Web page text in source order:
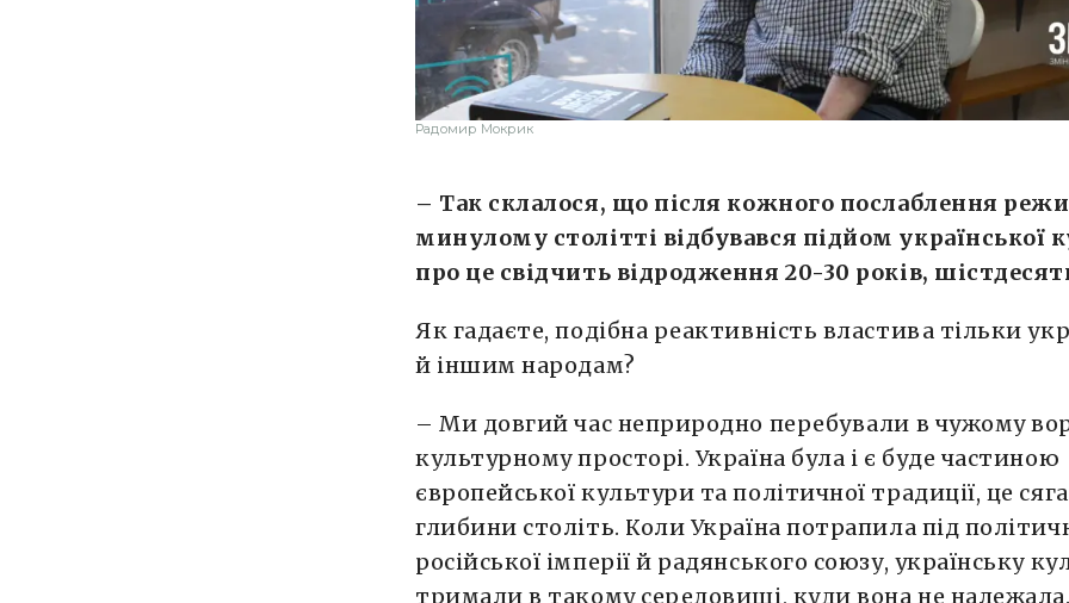
Радомир Мокрик
– Так склалося, що після кожного послаблення
минулому столітті відбувався підйом української
про це свідчить відродження 20-30 років,
Як гадаєте, подібна реактивність властива тільки
й іншим народам?
– Ми довгий час неприродно перебували в чужому
культурному просторі. Україна була і є буде частиною
європейської культури та політичної традиції, це
глибини століть. Коли Україна потрапила під
російської імперії й радянського союзу, українську
тримали в такому середовищі, куди вона не належала.